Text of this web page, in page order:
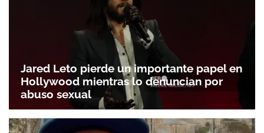
Jared Leto pierde un importante papel en
Hollywood mientras lo denuncian por
abuso sexual